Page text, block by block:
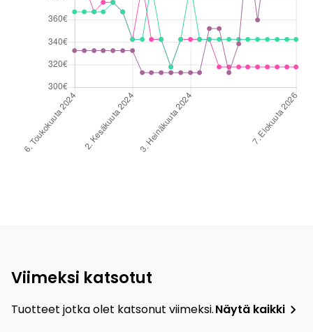
Viimeksi katsotut
Tuotteet jotka olet katsonut viimeksi.Näytä kaikki